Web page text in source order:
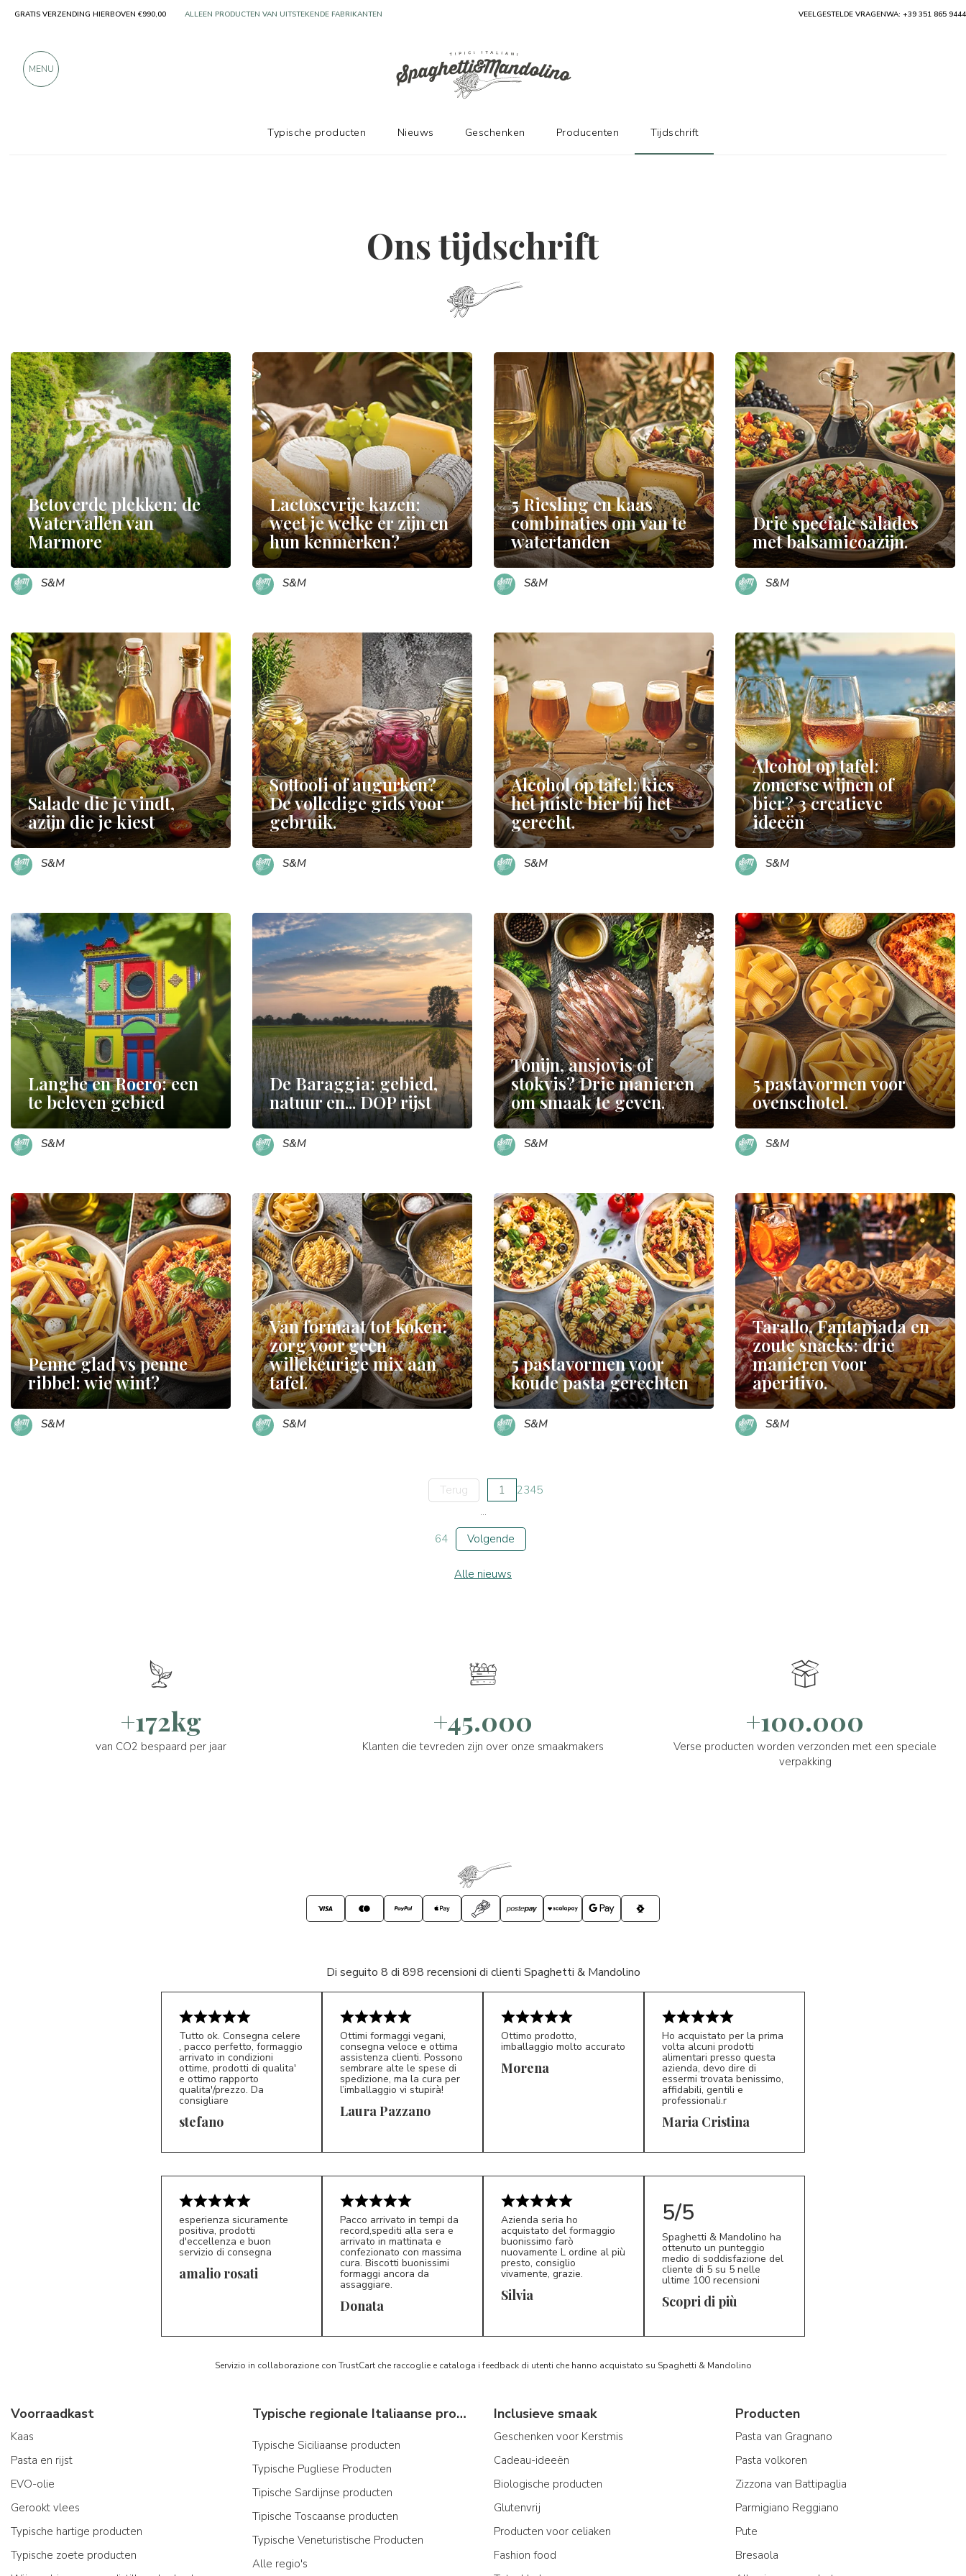
Ons tijdschrift
Betoverde plekken: de
Watervallen van
Marmore
S&M
Lactosevrije kazen:
weet je welke er zijn en
hun kenmerken?
S&M
5 Riesling en kaas
combinaties om van te
watertanden
S&M
Drie speciale salades
met balsamicoazijn.
S&M
Salade die je vindt,
azijn die je kiest
S&M
Sottooli of augurken?
De volledige gids voor
gebruik.
S&M
Alcohol op tafel: kies
het juiste bier bij het
gerecht.
S&M
Alcohol op tafel:
zomerse wijnen of
bier? 3 creatieve
ideeën
S&M
Langhe en Roero: een
te beleven gebied
S&M
De Baraggia: gebied,
natuur en... DOP rijst
S&M
Tonijn, ansjovis of
stokvis? Drie manieren
om smaak te geven.
S&M
5 pastavormen voor
ovenschotel.
S&M
Penne glad vs penne
ribbel: wie wint?
S&M
Van formaat tot koken:
zorg voor geen
willekeurige mix aan
tafel.
S&M
5 pastavormen voor
koude pasta gerechten
S&M
Tarallo, Fantapiada en
zoute snacks: drie
manieren voor
aperitivo.
S&M
Terug 1 2345
...
64
Volgende
Alle nieuws
+172kg
van CO2 bespaard per jaar
+45.000
Klanten die tevreden zijn over onze smaakmakers
+100.000
Verse producten worden verzonden met een speciale
verpakking
Di seguito 8 di 898 recensioni di clienti Spaghetti & Mandolino
S* 5/5
Tutto ok. Consegna celere
, pacco perfetto, formaggio
arrivato in condizioni
ottime, prodotti di qualita'
e ottimo rapporto
qualita'/prezzo. Da
consigliare
stefano
LP 5/5
Ottimi formaggi vegani,
consegna veloce e ottima
assistenza clienti. Possono
sembrare alte le spese di
spedizione, ma la cura per
l’imballaggio vi stupirà!
Laura Pazzano
M*
Ottimo prodotto,
imballaggio molto accurato
Morena MC 5/5
Ho acquistato per la prima
volta alcuni prodotti
alimentari presso questa
azienda, devo dire di
essermi trovata benissimo,
affidabili, gentili e
professionali.r
Maria Cristina
AR 5/5
esperienza sicuramente
positiva, prodotti
d'eccellenza e buon
servizio di consegna
amalio rosati
D* 5/5
Pacco arrivato in tempi da
record,spediti alla sera e
arrivato in mattinata e
confezionato con massima
cura. Biscotti buonissimi
formaggi ancora da
assaggiare.
Donata
S* 5/5
Azienda seria ho
acquistato del formaggio
buonissimo farò
nuovamente L ordine al più
presto, consiglio
vivamente, grazie.
Silvia
5/5
Spaghetti & Mandolino ha
ottenuto un punteggio
medio di soddisfazione del
cliente di 5 su 5 nelle
ultime 100 recensioni
Scopri di più
Servizio in collaborazione con TrustCart che raccoglie e cataloga i feedback di utenti che hanno acquistato su Spaghetti & Mandolino
Voorraadkast
Kaas
Pasta en rijst
EVO-olie
Gerookt vlees
Typische hartige producten
Typische zoete producten
Typische regionale Italiaanse producten
Typische Siciliaanse producten
Typische Pugliese Producten
Tipische Sardijnse producten
Tipische Toscaanse producten
Typische Veneturistische Producten
Alle regio's
Inclusieve smaak
Geschenken voor Kerstmis
Cadeau-ideeën
Biologische producten
Glutenvrij
Producten voor celiaken
Fashion food
Producten
Pasta van Gragnano
Pasta volkoren
Zizzona van Battipaglia
Parmigiano Reggiano
Pute
Bresaola
GRATIS VERZENDING HIERBOVEN €990,00 MEER DAN 900 POSITIEVE RECENSIES VEELGESTELDE VRAGENWA: +39 351 865 9444
MENU
Typische producten Nieuws Geschenken Producenten Tijdschrift